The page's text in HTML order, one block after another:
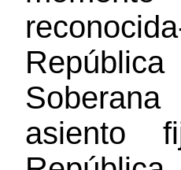
asiento